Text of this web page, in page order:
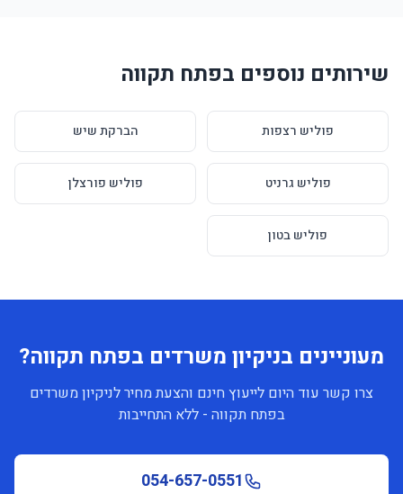
שירותים נוספים בפתח תקווה
פוליש רצפות הברקת שיש
פוליש גרניט פוליש פורצלן
פוליש בטון
מעוניינים בניקיון משרדים בפתח תקווה?
צרו קשר עוד היום לייעוץ חינם והצעת מחיר לניקיון משרדים
בפתח תקווה - ללא התחייבות
054-657-0551